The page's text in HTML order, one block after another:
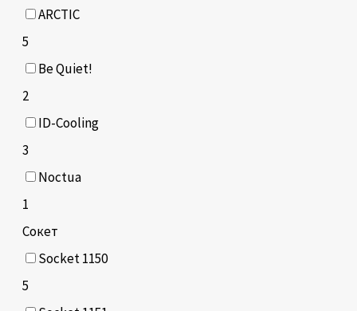
ARCTIC
5
Be Quiet!
2
ID-Cooling
3
Noctua
1
Сокет
Socket 1150
5